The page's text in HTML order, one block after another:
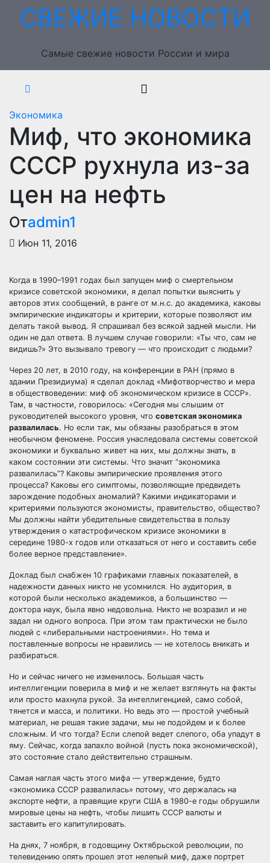
ПерейтиСВЕЖИЕ НОВОСТИ
Самые свежие новости России и мира
Экономика
Миф, что экономика
СССР рухнула из-за
цен на нефть
Отadmin1
Июн 11, 2016
Когда в 1990–1991 годах был запущен миф о смертельном
кризисе советской экономики, я делал попытки выяснить у
авторов этих сообщений, в ранге от м.н.с. до академика, каковы
эмпирические индикаторы и критерии, которые позволяют им
делать такой вывод. Я спрашивал без всякой задней мысли. Ни
один не дал ответа. В лучшем случае говорили: «Ты что, сам не
видишь?» Это вызывало тревогу — что происходит с людьми?
Через 20 лет, в 2010 году, на конференции в РАН (прямо в
здании Президиума) я сделал доклад «Мифотворчество и мера
в обществоведении: миф об экономическом кризисе в СССР».
Там, в частности, говорилось: «Сегодня мы слышим от
руководителей высокого уровня, что советская экономика
развалилась. Но если так, мы обязаны разобраться в этом
необычном феномене. Россия унаследовала системы советской
экономики и буквально живет на них, мы должны знать, в
каком состоянии эти системы. Что значит “экономика
развалилась”? Каковы эмпирические проявления этого
процесса? Каковы его симптомы, позволяющие предвидеть
зарождение подобных аномалий? Какими индикаторами и
критериями пользуются экономисты, правительство, общество?
Мы должны найти убедительные свидетельства в пользу
утверждения о катастрофическом кризисе экономики в
середине 1980-х годов или отказаться от него и составить себе
более верное представление».
Доклад был снабжен 10 графиками главных показателей, в
надежности данных никто не усомнился. Но аудитория, в
которой были несколько академиков, а большинство —
доктора наук, была явно недовольна. Никто не возразил и не
задал ни одного вопроса. При этом там практически не было
людей с «либеральными настроениями». Но тема и
поставленные вопросы не нравились — не хотелось вникать и
разбираться.
Но и сейчас ничего не изменилось. Большая часть
интеллигенции поверила в миф и не желает взглянуть на факты
или просто махнула рукой. За интеллигенцией, само собой,
тянется и масса, и политики. Но ведь это — простой учебный
материал, не решая такие задачи, мы не подойдем и к более
сложным. И что тогда? Если слепой ведет слепого, оба упадут в
яму. Сейчас, когда запахло войной (пусть пока экономической),
это состояние стало действительно страшным.
Самая наглая часть этого мифа — утверждение, будто
«экономика СССР развалилась» потому, что держалась на
экспорте нефти, а правящие круги США в 1980-е годы обрушили
мировые цены на нефть, чтобы лишить СССР валюты и
заставить его капитулировать.
На днях, 7 ноября, в годовщину Октябрьской революции, по
телевидению опять прошел этот нелепый миф, даже портрет